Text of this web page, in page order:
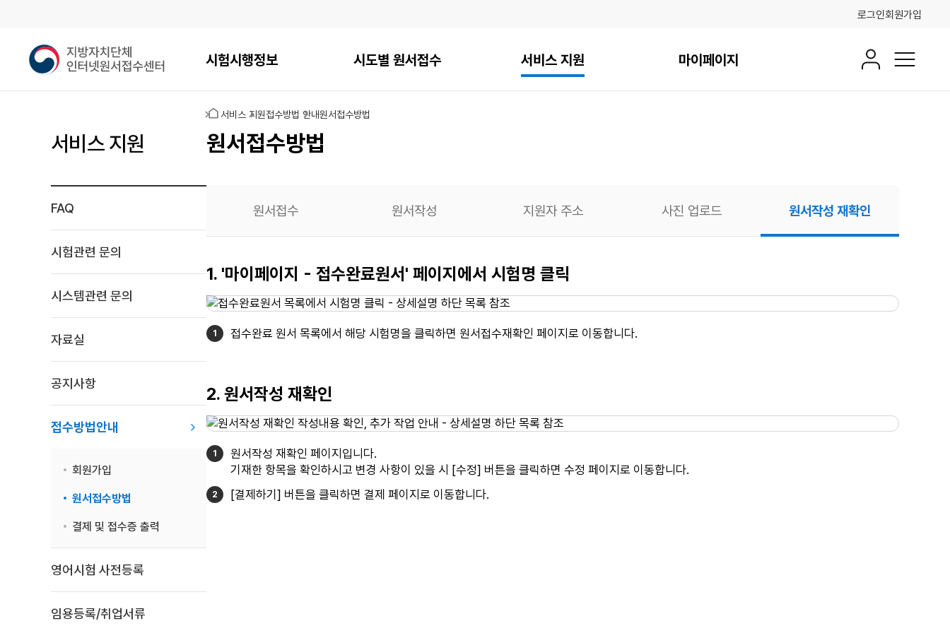
로그인회원가입
지
방
메인메뉴
시험시행정보 시도별 원서접수 서비스 지원 마이페이지 회원정보전체메뉴
서비스 지원
FAQ
시험관련 문의
시스템관련 문의
자료실
공지사항
접수방법안내
회원가입
원서접수방법
결제 및 접수증 출력
영어시험 사전등록
임용등록/취업서류
홈 서비스 지원접수방법 안내원서접수방법
원서접수방법
원서접수 원서작성 지원자 주소 사진 업로드 원서작성 재확인
원서작성
재확인
1. '마이페이지 - 접수완료원서' 페이지에서 시험명 클릭
접수완료 원서 목록에서 해당 시험명을 클릭하면 원서접수재확인 페이지로 이동합니다.
2. 원서작성 재확인
원서작성 재확인 페이지입니다.
기재한 항목을 확인하시고 변경 사항이 있을 시 [수정] 버튼을 클릭하면 수정 페이지로 이동합니다.
[결제하기] 버튼을 클릭하면 결제 페이지로 이동합니다.